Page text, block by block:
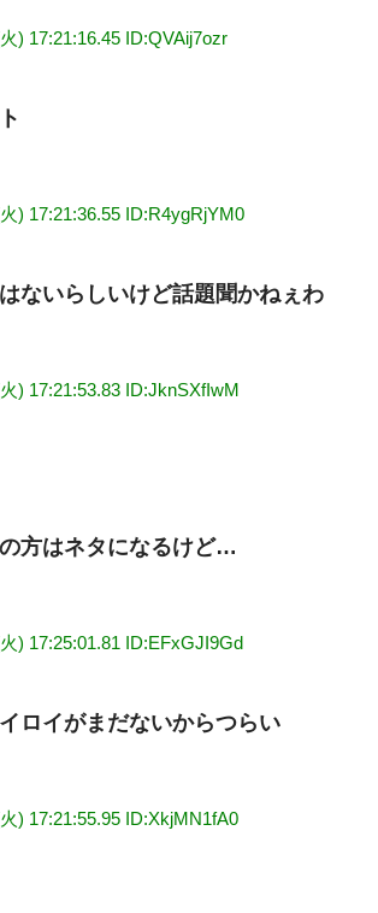
) 17:21:16.45 ID:QVAij7ozr
) 17:21:36.55 ID:R4ygRjYM0
ないらしいけど話題聞かねぇわ
) 17:21:53.83 ID:JknSXfIwM
方はネタになるけど…
) 17:25:01.81 ID:EFxGJI9Gd
ロイがまだないからつらい
) 17:21:55.95 ID:XkjMN1fA0